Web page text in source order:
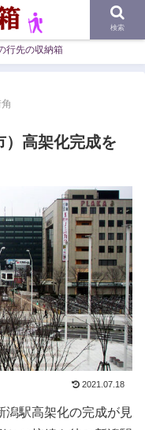
行先の収納箱
）高架化完成を
2021.07.18
潟駅高架化の完成が見
検索